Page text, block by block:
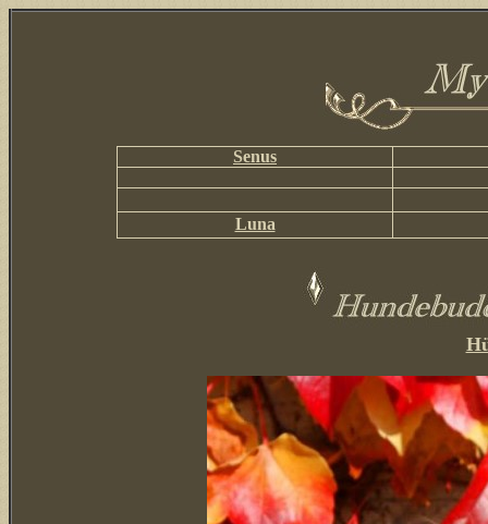
Senus
Luna